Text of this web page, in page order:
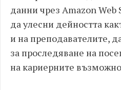
данни чрез Amazon Web
да улесни дейността
и на преподавателите,
за проследяване на
на кариерните